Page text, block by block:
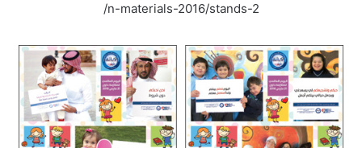
n-materials-2016/stands-2
/